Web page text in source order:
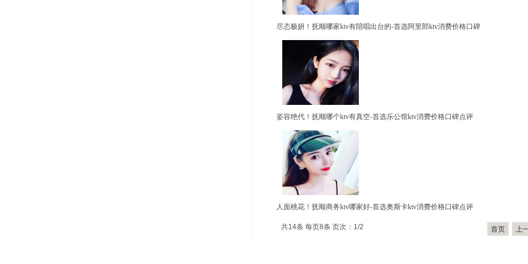
尽态极妍！抚顺哪家ktv有陪唱出台的-首选阿里郎ktv消费价格口碑
姿容绝代！抚顺哪个ktv有真空-首选乐公馆ktv消费价格口碑点评
人面桃花！抚顺商务ktv哪家好-首选奥斯卡ktv消费价格口碑点评
共14条 每页8条 页次：1/2 首页 上